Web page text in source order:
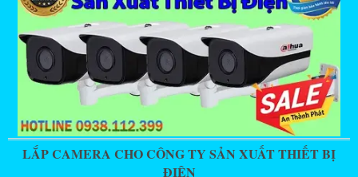
LẮP CAMERA CHO CÔNG TY SẢN XUẤT THIẾT BỊ
ĐIỆN